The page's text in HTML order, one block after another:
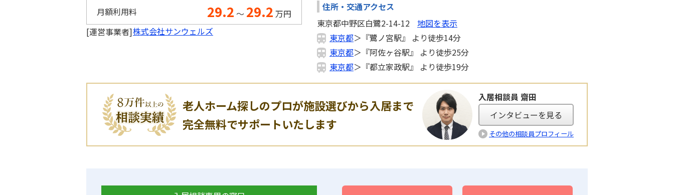
月額利用料
29.2 ～ 29.2 万円
[運営事業者]株式会社サンウェルズ
住所・交通アクセス
東京都中野区白鷺2-14-12
地図を表示
東京都＞『鷺ノ宮駅』 より徒歩14分
東京都＞『阿佐ヶ谷駅』 より徒歩25分
東京都＞『都立家政駅』 より徒歩19分
老人ホーム探しのプロが施設選びから入居まで
完全無料でサポートいたします
入居相談員 齋田
インタビューを見る
その他の相談員プロフィール